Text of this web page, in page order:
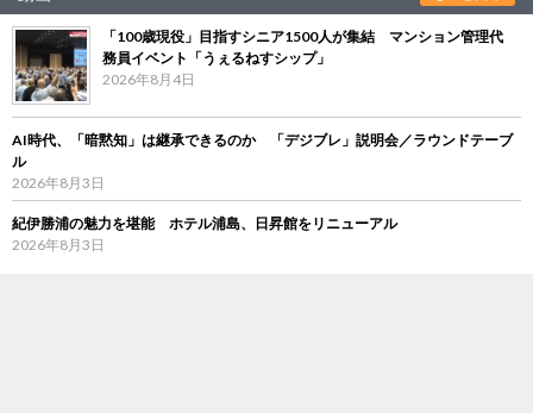
「100歳現役」目指すシニア1500人が集結 マンション管理代
務員イベント「うぇるねすシップ」
2026年8月4日
AI時代、「暗黙知」は継承できるのか 「デジブレ」説明会／ラウンドテーブ
ル
2026年8月3日
紀伊勝浦の魅力を堪能 ホテル浦島、日昇館をリニューアル
2026年8月3日